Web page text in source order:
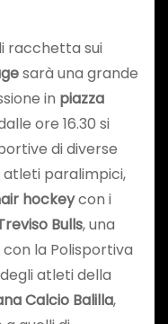
racchetta sui
sarà una grande
in piazza
ore 16.30 si
di diverse
paralimpici,
hockeycon i
Bulls, una
la Polisportiva
atleti della
Calcio Balilla,